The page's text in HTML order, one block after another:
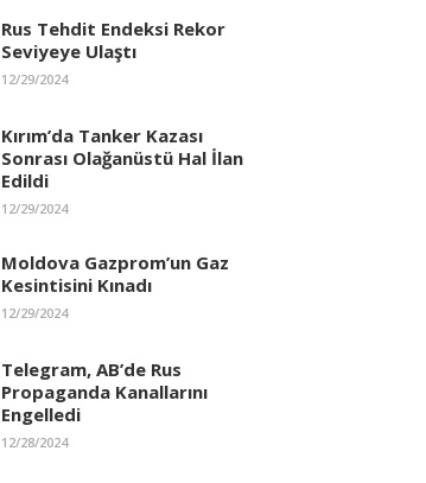
Rus Tehdit Endeksi Rekor
Seviyeye Ulaştı
12/29/2024
Kırım’da Tanker Kazası
Sonrası Olağanüstü Hal İlan
Edildi
12/29/2024
Moldova Gazprom’un Gaz
Kesintisini Kınadı
12/29/2024
Telegram, AB’de Rus
Propaganda Kanallarını
Engelledi
12/28/2024